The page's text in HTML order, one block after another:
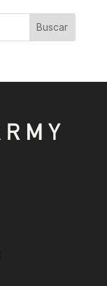
Buscar